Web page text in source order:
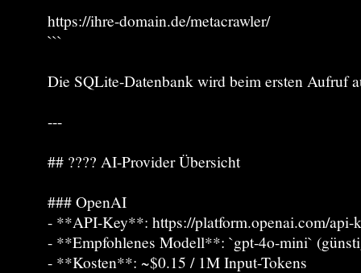
https://ihre-domain.de/metacrawler/
```
Die SQLite-Datenbank wird beim ersten Aufruf
---
## ???? AI-Provider Übersicht
### OpenAI
- **API-Key**: https://platform.openai.com/api-
- **Empfohlenes Modell**: `gpt-4o-mini`
- **Kosten**: ~$0.15 / 1M Input-Tokens